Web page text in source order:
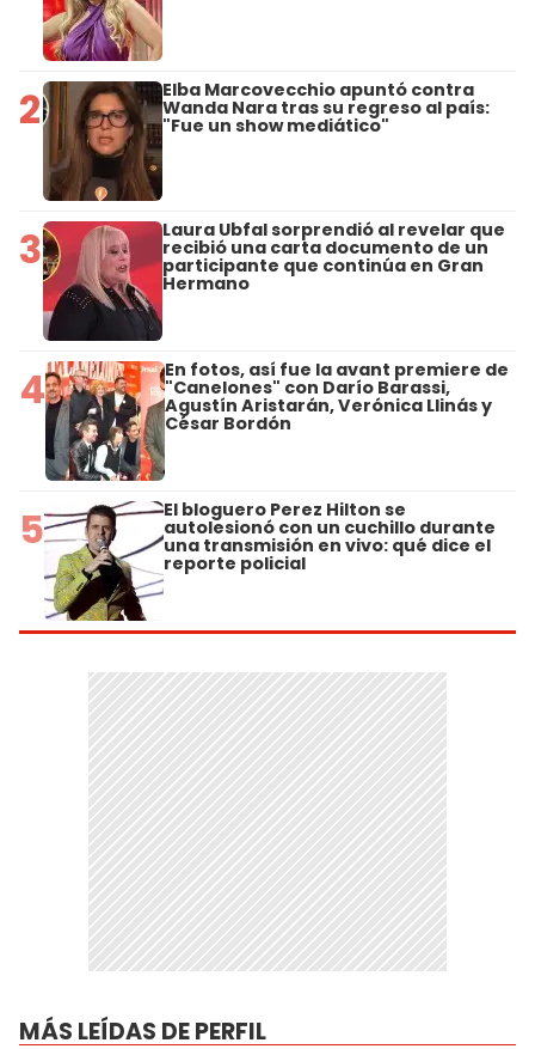
2 Elba Marcovecchio apuntó contra
Wanda Nara tras su regreso al país:
"Fue un show mediático"
3 Laura Ubfal sorprendió al revelar que
recibió una carta documento de un
participante que continúa en Gran
Hermano
4 En fotos, así fue la avant premiere de
"Canelones" con Darío Barassi,
Agustín Aristarán, Verónica Llinás y
César Bordón
5 El bloguero Perez Hilton se
autolesionó con un cuchillo durante
una transmisión en vivo: qué dice el
reporte policial
MÁS LEÍDAS DE PERFIL